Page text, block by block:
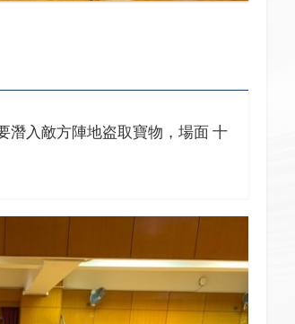
潛入敵方陣地盗取寶物，場面 十